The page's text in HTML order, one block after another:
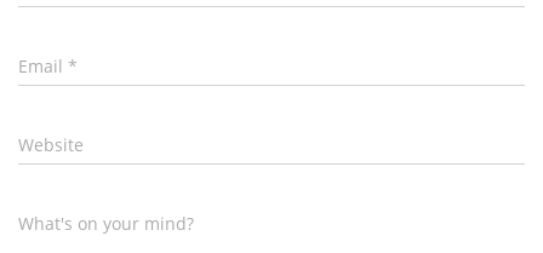
Email *
Website
What's on your mind?